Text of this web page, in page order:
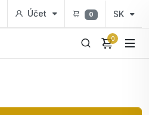
Účet 0 SK
0